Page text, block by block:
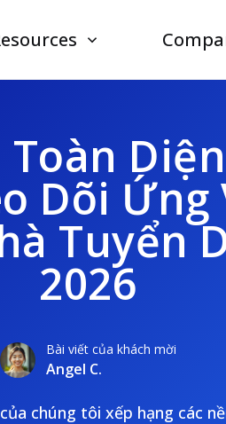
Dõi Ứng
Tuyển
2026
Bài viết của khách mời
Angel C.
chúng tôi xếp hạng các